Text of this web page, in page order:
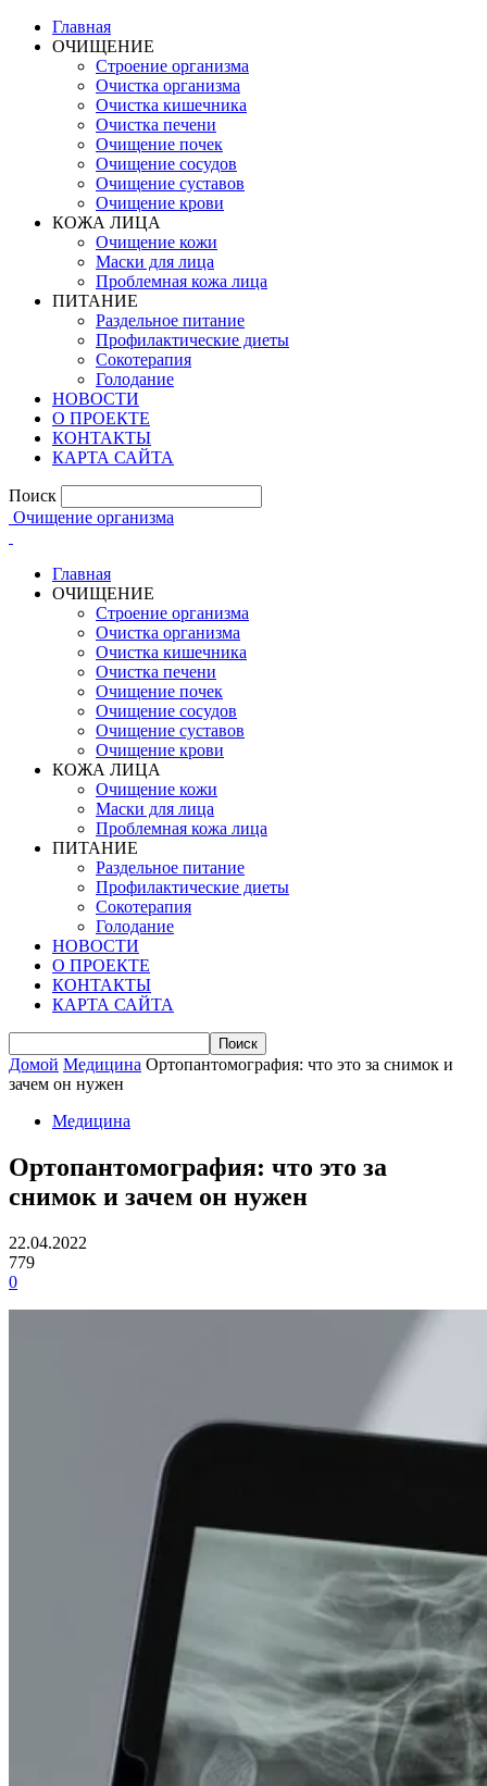
Главная
ОЧИЩЕНИЕ
Строение организма
Очистка организма
Очистка кишечника
Очистка печени
Очищение почек
Очищение сосудов
Очищение суставов
Очищение крови
КОЖА ЛИЦА
Очищение кожи
Маски для лица
Проблемная кожа лица
ПИТАНИЕ
Раздельное питание
Профилактические диеты
Сокотерапия
Голодание
НОВОСТИ
О ПРОЕКТЕ
КОНТАКТЫ
КАРТА САЙТА
Поиск
Очищение организма
Главная
ОЧИЩЕНИЕ
Строение организма
Очистка организма
Очистка кишечника
Очистка печени
Очищение почек
Очищение сосудов
Очищение суставов
Очищение крови
КОЖА ЛИЦА
Очищение кожи
Маски для лица
Проблемная кожа лица
ПИТАНИЕ
Раздельное питание
Профилактические диеты
Сокотерапия
Голодание
НОВОСТИ
О ПРОЕКТЕ
КОНТАКТЫ
КАРТА САЙТА
Домой Медицина Ортопантомография: что это за снимок и
зачем он нужен
Медицина
Ортопантомография: что это за
снимок и зачем он нужен
22.04.2022
779
0